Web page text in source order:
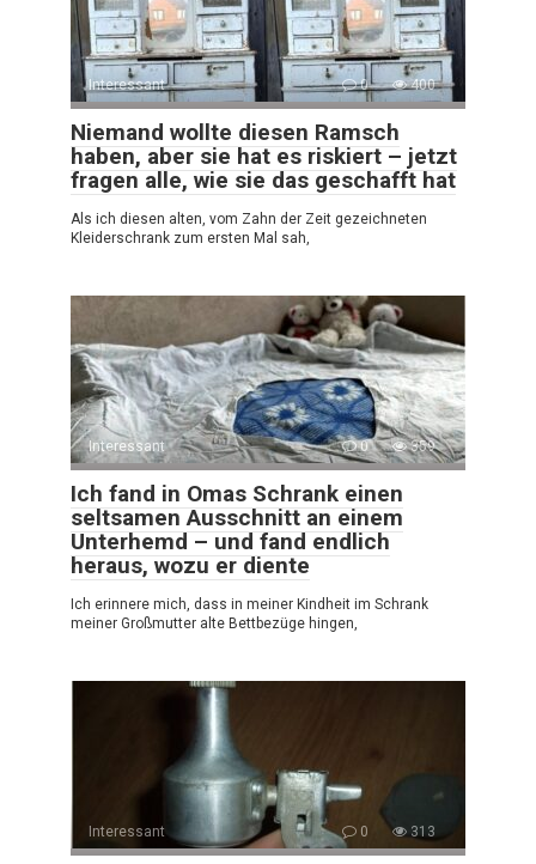
Interessant 0 400
Niemand wollte diesen Ramsch
haben, aber sie hat es riskiert – jetzt
fragen alle, wie sie das geschafft hat
Als ich diesen alten, vom Zahn der Zeit gezeichneten
Kleiderschrank zum ersten Mal sah,
Interessant 0 359
Ich fand in Omas Schrank einen
seltsamen Ausschnitt an einem
Unterhemd – und fand endlich
heraus, wozu er diente
Ich erinnere mich, dass in meiner Kindheit im Schrank
meiner Großmutter alte Bettbezüge hingen,
Interessant 0 313